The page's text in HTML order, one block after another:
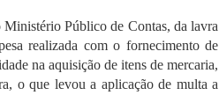
Público de Contas, da lavra
realizada com o fornecimento de
na aquisição de itens de mercaria,
o que levou a aplicação de multa a